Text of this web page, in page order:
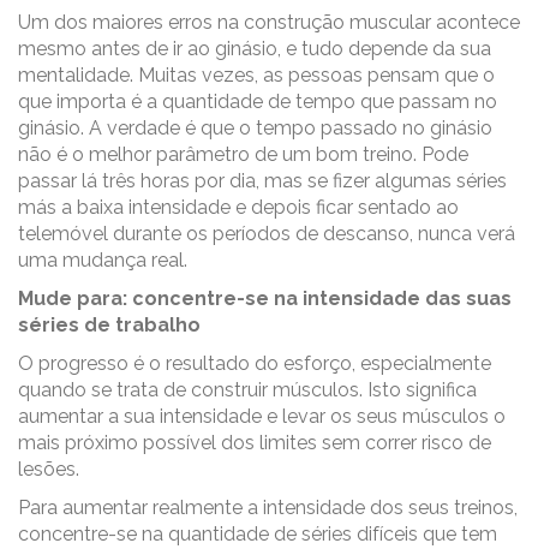
Um dos maiores erros na construção muscular acontece
mesmo antes de ir ao ginásio, e tudo depende da sua
mentalidade. Muitas vezes, as pessoas pensam que o
que importa é a quantidade de tempo que passam no
ginásio. A verdade é que o tempo passado no ginásio
não é o melhor parâmetro de um bom treino. Pode
passar lá três horas por dia, mas se fizer algumas séries
más a baixa intensidade e depois ficar sentado ao
telemóvel durante os períodos de descanso, nunca verá
uma mudança real.
Mude para: concentre-se na intensidade das suas
séries de trabalho
O progresso é o resultado do esforço, especialmente
quando se trata de construir músculos. Isto significa
aumentar a sua intensidade e levar os seus músculos o
mais próximo possível dos limites sem correr risco de
lesões.
Para aumentar realmente a intensidade dos seus treinos,
concentre-se na quantidade de séries difíceis que tem